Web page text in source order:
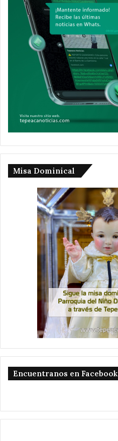
Misa Dominical
Encuentranos en Facebook